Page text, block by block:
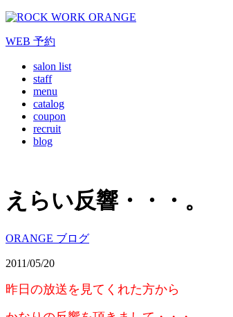
WEB 予約
salon list
staff
menu
catalog
coupon
recruit
blog
えらい反響・・・。
ORANGE ブログ
2011/05/20
昨日の放送を見てくれた方から